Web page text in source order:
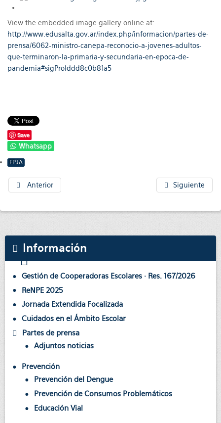
View the embedded image gallery online at:
http://www.edusalta.gov.ar/index.php/informacion/partes-de-
prensa/6062-ministro-canepa-reconocio-a-jovenes-adultos-
que-terminaron-la-primaria-y-secundaria-en-epoca-de-
pandemia#sigProIddd8c0b81a5
Save
Whatsapp
EPJA
Anterior Siguiente
Información
Gestión de Cooperadoras Escolares · Res. 167/2026
ReNPE 2025
Jornada Extendida Focalizada
Cuidados en el Ámbito Escolar
Partes de prensa
Adjuntos noticias
Prevención
Prevención del Dengue
Prevención de Consumos Problemáticos
Educación Vial